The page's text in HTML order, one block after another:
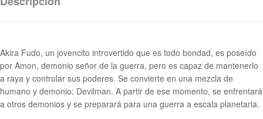
Akira Fudo, un jovencito introvertido que es todo bondad, es poseído
por Amon, demonio señor de la guerra, pero es capaz de mantenerlo
a raya y controlar sus poderes. Se convierte en una mezcla de
humano y demonio: Devilman. A partir de ese momento, se enfrentará
a otros demonios y se preparará para una guerra a escala planetaria.